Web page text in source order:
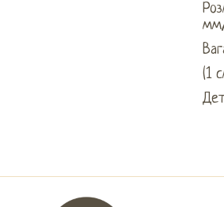
мм/
(1